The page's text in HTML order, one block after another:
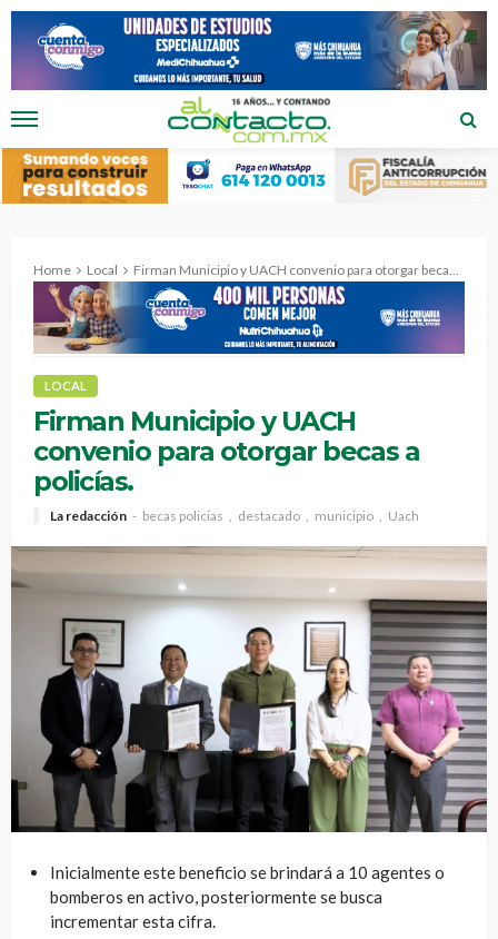
Home Local Firman Municipio y UACH convenio para otorgar becas a policías.
LOCAL
Firman Municipio y UACH
convenio para otorgar becas a
policías.
La redacción becas policias destacado municipio Uach
Inicialmente este beneficio se brindará a 10 agentes o
bomberos en activo, posteriormente se busca
incrementar esta cifra.